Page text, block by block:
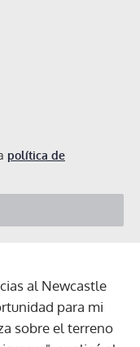
política de
al Newcastle
para mi
sobre el terreno